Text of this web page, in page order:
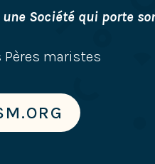
Société qui porte
maristes